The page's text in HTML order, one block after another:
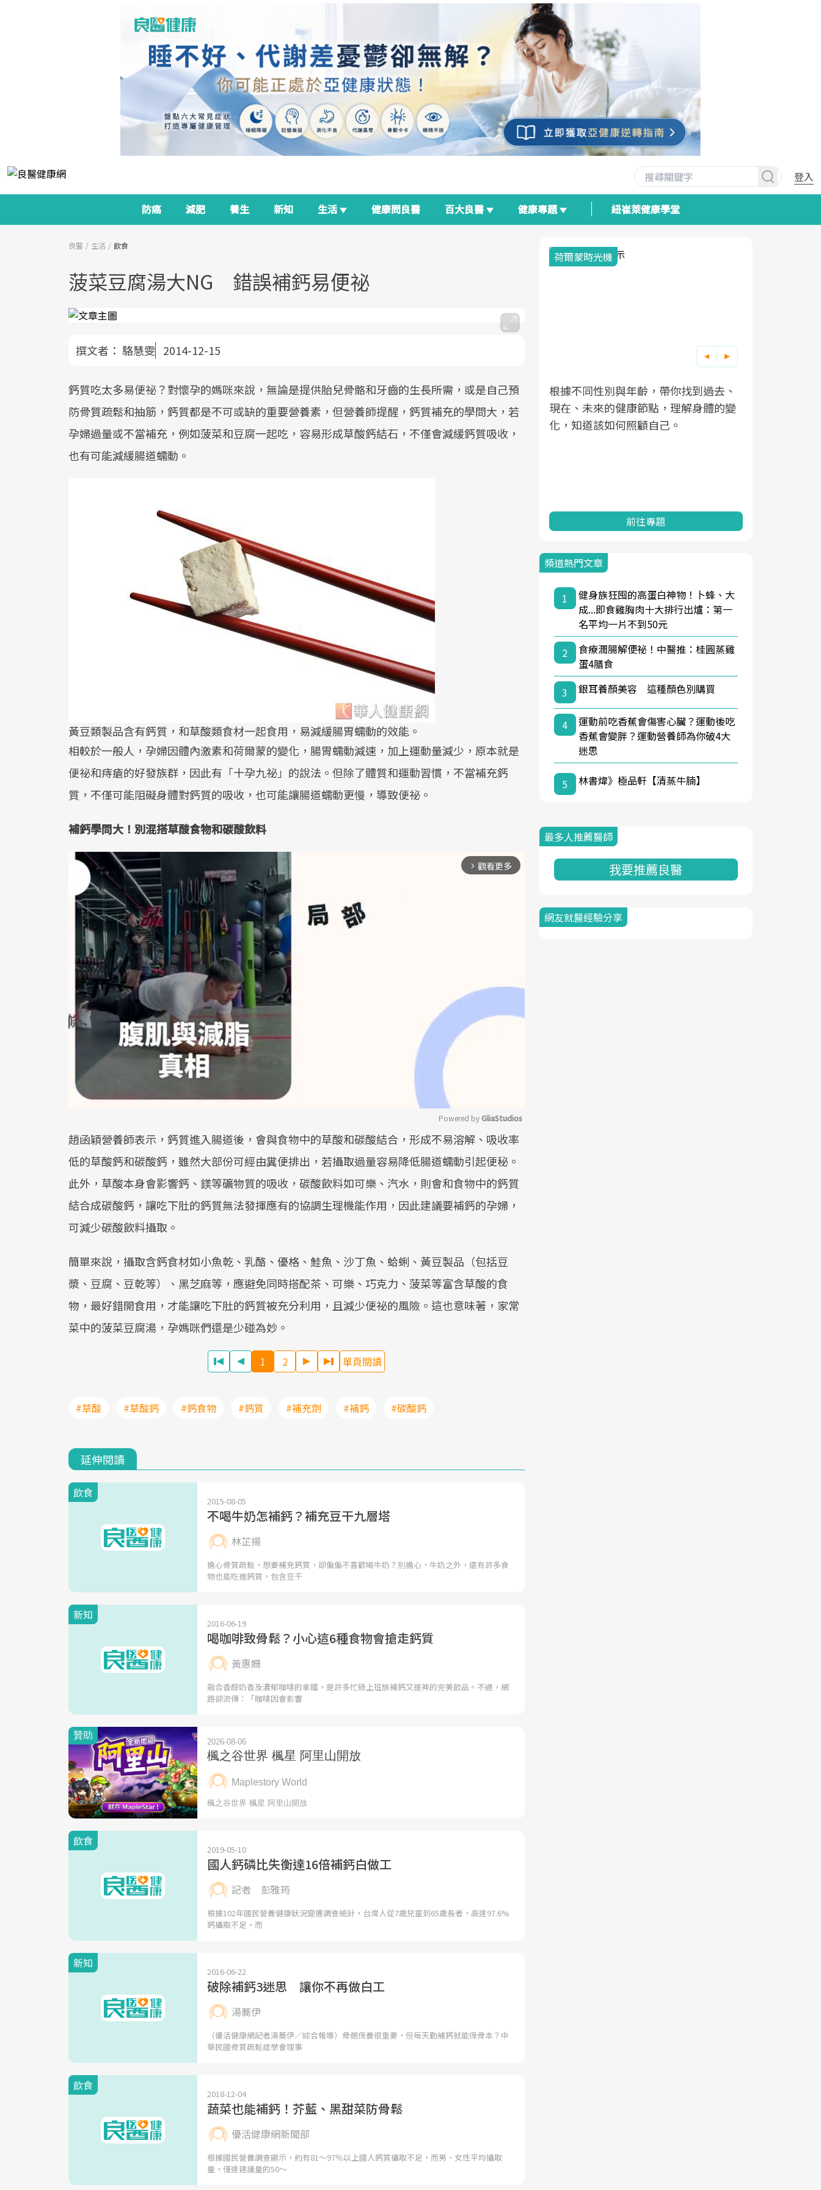
登入
防癌 減肥 養生 新知 生活 健康問良醫 百大良醫 健康專題 紐崔萊健康學堂
良醫 生活 飲食
菠菜豆腐湯大NG 錯誤補鈣易便祕
撰文者： 駱慧雯 2014-12-15
鈣質吃太多易便祕？對懷孕的媽咪來說，無論是提供胎兒骨骼和牙齒的生長所需，或是自己預
防骨質疏鬆和抽筋，鈣質都是不可或缺的重要營養素，但營養師提醒，鈣質補充的學問大，若
孕婦過量或不當補充，例如菠菜和豆腐一起吃，容易形成草酸鈣結石，不僅會減緩鈣質吸收，
也有可能減緩腸道蠕動。
黃豆類製品含有鈣質，和草酸類食材一起食用，易減緩腸胃蠕動的效能。
相較於一般人，孕婦因體內激素和荷爾蒙的變化，腸胃蠕動減速，加上運動量減少，原本就是
便祕和痔瘡的好發族群，因此有「十孕九祕」的說法。但除了體質和運動習慣，不當補充鈣
質，不僅可能阻礙身體對鈣質的吸收，也可能讓腸道蠕動更慢，導致便祕。
補鈣學問大！別混搭草酸食物和碳酸飲料
arrow_forward_ios 觀看更多
Mute
Powered by GliaStudios
趙函穎營養師表示，鈣質進入腸道後，會與食物中的草酸和碳酸結合，形成不易溶解、吸收率
低的草酸鈣和碳酸鈣，雖然大部份可經由糞便排出，若攝取過量容易降低腸道蠕動引起便秘。
此外，草酸本身會影響鈣、鎂等礦物質的吸收，碳酸飲料如可樂、汽水，則會和食物中的鈣質
結合成碳酸鈣，讓吃下肚的鈣質無法發揮應有的協調生理機能作用，因此建議要補鈣的孕婦，
可減少碳酸飲料攝取。
簡單來說，攝取含鈣食材如小魚乾、乳酪、優格、鮭魚、沙丁魚、蛤蜊、黃豆製品（包括豆
漿、豆腐、豆乾等）、黑芝麻等，應避免同時搭配茶、可樂、巧克力、菠菜等富含草酸的食
物，最好錯開食用，才能讓吃下肚的鈣質被充分利用，且減少便祕的風險。這也意味著，家常
菜中的菠菜豆腐湯，孕媽咪們還是少碰為妙。
1 2 單頁閱讀
#草酸 #草酸鈣 #鈣食物 #鈣質 #補充劑 #補鈣 #碳酸鈣
延伸閱讀
飲食
2015-08-05
不喝牛奶怎補鈣？補充豆干九層塔
林芷揚
擔心骨質疏鬆，想要補充鈣質，卻偏偏不喜歡喝牛奶？別擔心，牛奶之外，還有許多食
物也能吃進鈣質，包含豆干
新知
2016-06-19
喝咖啡致骨鬆？小心這6種食物會搶走鈣質
黃惠姍
融合香醇奶香及濃郁咖啡的拿鐵，是許多忙碌上班族補鈣又提神的完美飲品。不過，網
路卻流傳：「咖啡因會影響
飲食
2019-05-10
國人鈣磷比失衡達16倍補鈣白做工
記者 彭雅筠
根據102年國民營養健康狀況變遷調查統計，台灣人從7歲兒童到65歲長者，高達97.6%
鈣攝取不足。而
新知
2016-06-22
破除補鈣3迷思 讓你不再做白工
湯蕎伊
（優活健康網記者湯蕎伊／綜合報導）骨骼保養很重要，但每天勤補鈣就能保骨本？中
華民國骨質疏鬆症學會理事
飲食
2018-12-04
蔬菜也能補鈣！芥藍、黑甜菜防骨鬆
優活健康網新聞部
根據國民營養調查顯示，約有81～97％以上國人鈣質攝取不足，而男、女性平均攝取
量，僅達建議量的50～
面對超高齡社會的浪潮，台灣正在快速
邁向「健康照護」的新時代。隨著國家
政策如「健康台灣推動委員會」與「長
照3.0」的推進，「預防醫學」已成全民
2025年，就到良醫生活祭體驗「一站式
健康新生活」，從講座、體驗到運動，
全面啟動你的健康革命！
良醫健康網從「換季的身體變化」出
發，透過醫學觀點與日常感受的對話，
建立對亞健康的認知，進而引導實際的
改善行動。
荷爾蒙時光機
根據不同性別與年齡，帶你找到過去、
現在、未來的健康節點，理解身體的變
化，知道該如何照顧自己。
前往專題
頻道熱門文章
1
健身族狂囤的高蛋白神物！卜蜂、大
成...即食雞胸肉十大排行出爐：第一
名平均一片不到50元
2
食療潤腸解便祕！中醫推：桂圓蒸雞
蛋4膳食
3
銀耳養顏美容 這種顏色別購買
4
運動前吃香蕉會傷害心臟？運動後吃
香蕉會變胖？運動營養師為你破4大
迷思
5 林書煒》極品軒【清蒸牛腩】
最多人推薦醫師
我要推薦良醫
網友就醫經驗分享